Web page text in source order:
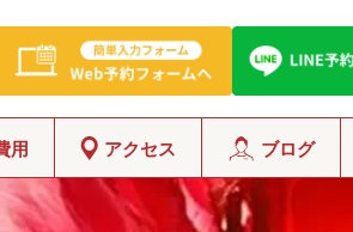
用 アクセス ブログ